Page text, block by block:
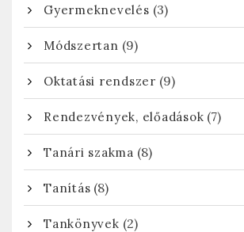
Gyermeknevelés (3)
Módszertan (9)
Oktatási rendszer (9)
Rendezvények, előadások (7)
Tanári szakma (8)
Tanítás (8)
Tankönyvek (2)